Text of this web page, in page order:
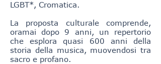
LGBT*, Cromatica.
La proposta culturale comprende,
oramai dopo 9 anni, un repertorio
che esplora quasi 600 anni della
storia della musica, muovendosi tra
sacro e profano.